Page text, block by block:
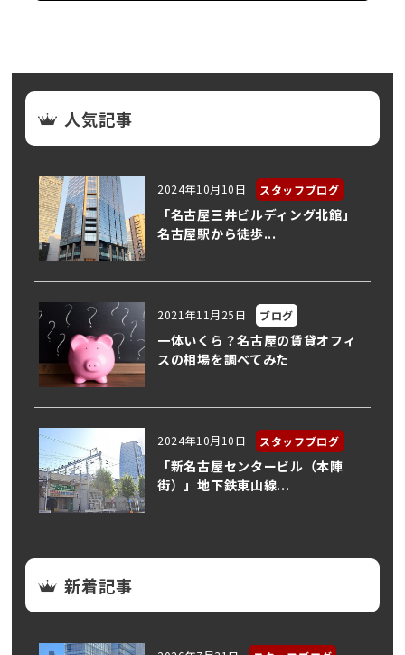
人気記事
2024年10月10日 スタッフブログ
「名古屋三井ビルディング北館」
名古屋駅から徒歩...
2021年11月25日 ブログ
一体いくら？名古屋の賃貸オフィ
スの相場を調べてみた
2024年10月10日 スタッフブログ
「新名古屋センタービル（本陣
街）」地下鉄東山線...
新着記事